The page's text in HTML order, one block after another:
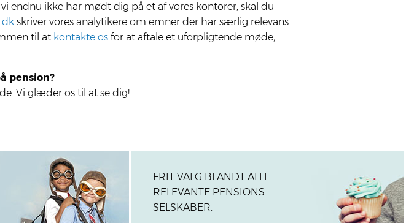
end­nu ikke har mødt dig på et af vores kon­to­rer, skal du
skri­ver vores ana­ly­ti­ke­re om emner der har sær­lig rele­vans
til at kon­tak­te os for at afta­le et ufor­plig­ten­de møde,
pen­sion?
Vi glæder os til at se dig!
FRIT VALG BLANDT ALLE
RELEVANTE PENSIONS­
SELSKABER.